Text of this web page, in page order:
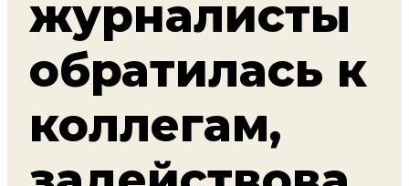
журналисты
обратилась к
коллегам,